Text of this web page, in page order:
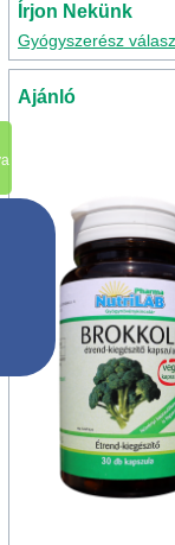
Írjon Nekünk
Gyógyszerész
Ajánló